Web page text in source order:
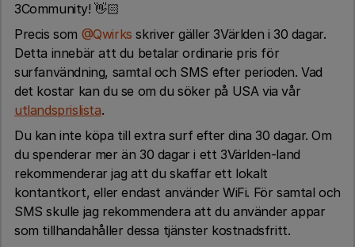
3Community! 👋🏻
Precis som ​ @Qwirks skriver gäller 3Världen i 30 dagar.
Detta innebär att du betalar ordinarie pris för
surfanvändning, samtal och SMS efter perioden. Vad
det kostar kan du se om du söker på USA via vår
utlandsprislista.
Du kan inte köpa till extra surf efter dina 30 dagar. Om
du spenderar mer än 30 dagar i ett 3Världen-land
rekommenderar jag att du skaffar ett lokalt
kontantkort, eller endast använder WiFi. För samtal och
SMS skulle jag rekommendera att du använder appar
som tillhandahåller dessa tjänster kostnadsfritt.